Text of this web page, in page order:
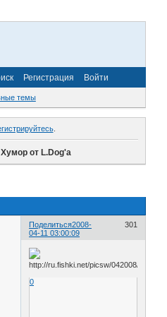
Регистрация Войти
темы
.
Хумор от L.Dog'a
Поделиться 301
2008-
04-11 03:00:09
0